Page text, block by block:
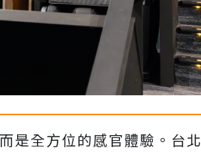
是全方位的感官體驗。台北